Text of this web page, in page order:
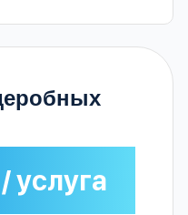
услуга